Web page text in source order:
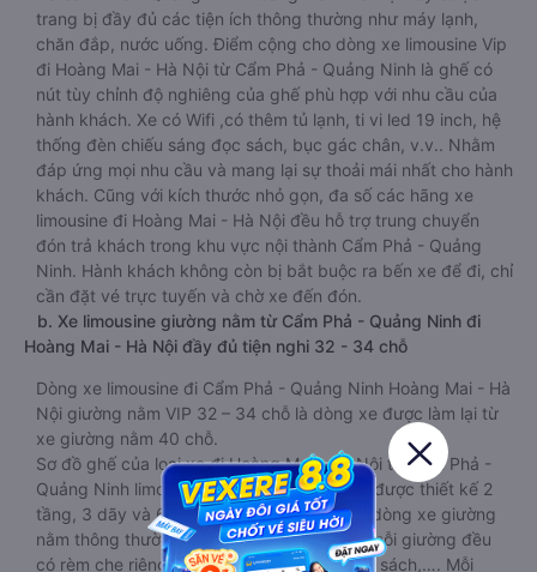
trang bị đầy đủ các tiện ích thông thường như máy lạnh,
chăn đắp, nước uống. Điểm cộng cho dòng xe limousine Vip
đi Hoàng Mai - Hà Nội từ Cẩm Phả - Quảng Ninh là ghế có
nút tùy chỉnh độ nghiêng của ghế phù hợp với nhu cầu của
hành khách. Xe có Wifi ,có thêm tủ lạnh, ti vi led 19 inch, hệ
thống đèn chiếu sáng đọc sách, bục gác chân, v.v.. Nhằm
đáp ứng mọi nhu cầu và mang lại sự thoải mái nhất cho hành
khách. Cũng với kích thước nhỏ gọn, đa số các hãng xe
limousine đi Hoàng Mai - Hà Nội đều hỗ trợ trung chuyển
đón trả khách trong khu vực nội thành Cẩm Phả - Quảng
Ninh. Hành khách không còn bị bắt buộc ra bến xe để đi, chỉ
cần đặt vé trực tuyến và chờ xe đến đón.
b. Xe limousine giường nằm từ Cẩm Phả - Quảng Ninh đi
Hoàng Mai - Hà Nội đầy đủ tiện nghi 32 - 34 chỗ
Dòng xe limousine đi Cẩm Phả - Quảng Ninh Hoàng Mai - Hà
Nội giường nằm VIP 32 – 34 chỗ là dòng xe được làm lại từ
xe giường nằm 40 chỗ.
Sơ đồ ghế của loại xe đi Hoàng Mai - Hà Nội từ Cẩm Phả -
Quảng Ninh limousine giường nằm VIP này được thiết kế 2
tầng, 3 dãy và 6 hàng. Kích thước dài hơn dòng xe giường
nằm thông thường một chút. Tuy nhiên tại mỗi giường đều
có rèm che riêng, màn hình led, và đèn đọc sách,…. Mỗi